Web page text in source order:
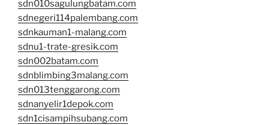
sdn010sagulungbatam.com
sdnegeri114palembang.com
sdnkauman1-malang.com
sdnu1-trate-gresik.com
sdn002batam.com
sdnblimbing3malang.com
sdn013tenggarong.com
sdnanyelir1depok.com
sdn1cisampihsubang.com